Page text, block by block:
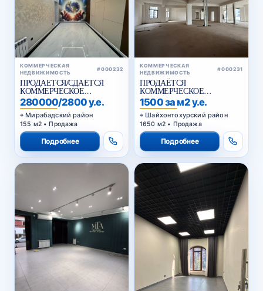
КОММЕРЧЕСКАЯ
НЕДВИЖИМОСТЬ
#000232
ПРОДАЕТСЯ/СДАЕТСЯ
КОММЕРЧЕСКОЕ
ПОМЕЩЕНИЕ НУКУССКАЯ
280000/2800 у.е.
Мирабадский район
155 м2 • Продажа
Подробнее
КОММЕРЧЕСКАЯ
НЕДВИЖИМОСТЬ
#000231
ПРОДАЁТСЯ
КОММЕРЧЕСКОЕ
ПОМЕЩЕНИЕ ВДОЛЬ
ДОРОГИ , КУКЧА
1500 за м2 у.е.
Шайхонтохурский район
1650 м2 • Продажа
Подробнее